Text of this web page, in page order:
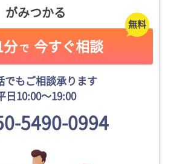
がみつかる
分 で 今すぐ相談
でもご相談承ります
日10:00〜19:00
5490-0994